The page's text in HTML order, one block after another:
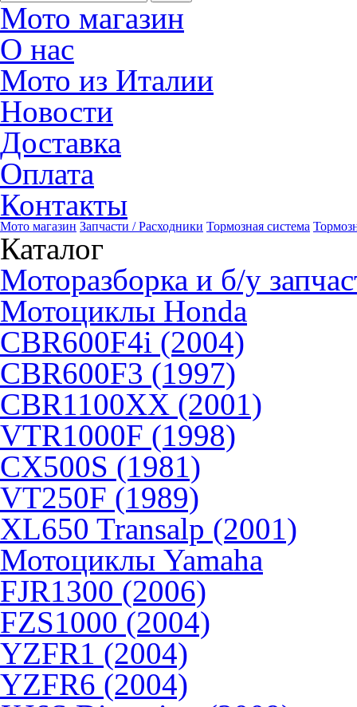
Мото магазин
О нас
Мото из Италии
Новости
Доставка
Оплата
Контакты
Мото магазин Запчасти / Расходники Тормозная система
Каталог
Моторазборка и б/у
Мотоциклы Honda
CBR600F4i (2004)
CBR600F3 (1997)
CBR1100XX (2001)
VTR1000F (1998)
CX500S (1981)
VT250F (1989)
XL650 Transalp (2001)
Мотоциклы Yamaha
FJR1300 (2006)
FZS1000 (2004)
YZFR1 (2004)
YZFR6 (2004)